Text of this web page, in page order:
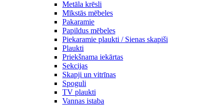
Metāla krēsli
Mīkstās mēbeles
Pakaramie
Papildus mēbeles
Piekaramie plaukti / Sienas skapiši
Plaukti
Priekšnama iekārtas
Sekcijas
Skapji un vitrīnas
Spoguli
TV plaukti
Vannas istaba